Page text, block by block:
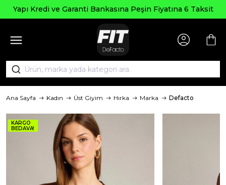
Kredi ve Garanti Bankasına Peşin Fiyatına 6 Taksit
Ana Sayfa Kadın Üst Giyim Hırka Marka Defacto
KARGO
BEDAVA!